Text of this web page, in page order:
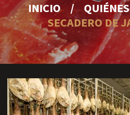
INICIO /
SECADERO DE